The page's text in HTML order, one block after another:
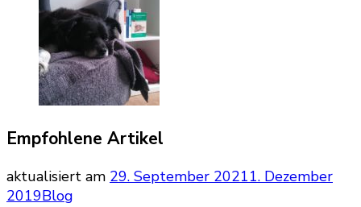
Empfohlene Artikel
aktualisiert am 29. September 20211. Dezember
2019Blog